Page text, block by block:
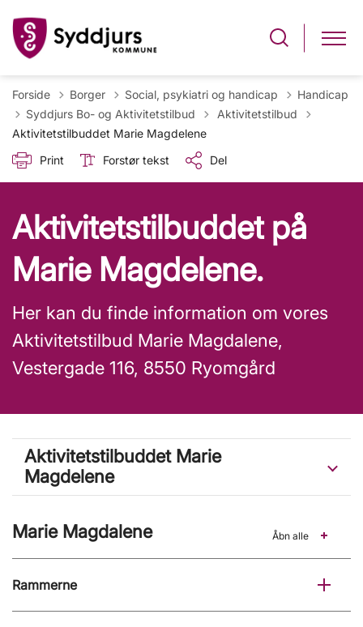
Forside Borger Social, psykiatri og handicap
Handicap
Syddjurs Bo- og Aktivitetstilbud
Tilbage til
Aktivitetstilbud
Aktivitetstilbuddet Marie Magdelene
Print
Forstør tekst Del
Aktivitetstilbuddet på
Marie Magdelene.
Her kan du finde information om vores
Aktivitetstilbud Marie Magdalene,
Vestergade 116, 8550 Ryomgård
Aktivitetstilbuddet Marie
Magdelene
Marie Magdalene Åbn alle
Rammerne